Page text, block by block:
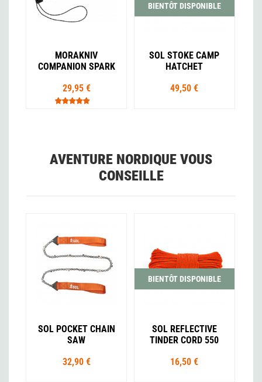
MORAKNIV
COMPANION SPARK
29,95 €
BIENTÔT DISPONIBLE
SOL STOKE CAMP
HATCHET
49,50 €
AVENTURE NORDIQUE VOUS
CONSEILLE
SOL POCKET CHAIN
SAW
32,90 €
BIENTÔT DISPONIBLE
SOL REFLECTIVE
TINDER CORD 550
16,50 €